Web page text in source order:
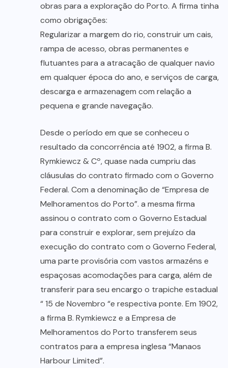
obras para a exploração do Porto. A firma tinha
como obrigações:
Regularizar a margem do rio, construir um cais,
rampa de acesso, obras permanentes e
flutuantes para a atracação de qualquer navio
em qualquer época do ano, e serviços de carga,
descarga e armazenagem com relação a
pequena e grande navegação.
Desde o período em que se conheceu o
resultado da concorrência até 1902, a firma B.
Rymkiewcz & Cº, quase nada cumpriu das
cláusulas do contrato firmado com o Governo
Federal. Com a denominação de “Empresa de
Melhoramentos do Porto”. a mesma firma
assinou o contrato com o Governo Estadual
para construir e explorar, sem prejuízo da
execução do contrato com o Governo Federal,
uma parte provisória com vastos armazéns e
espaçosas acomodações para carga, além de
transferir para seu encargo o trapiche estadual
“ 15 de Novembro “e respectiva ponte. Em 1902,
a firma B. Rymkiewcz e a Empresa de
Melhoramentos do Porto transferem seus
contratos para a empresa inglesa “Manaos
Harbour Limited”.